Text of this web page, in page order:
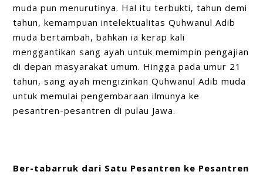
muda pun menurutinya. Hal itu terbukti, tahun demi
tahun, kemampuan intelektualitas Quhwanul Adib
muda bertambah, bahkan ia kerap kali
menggantikan sang ayah untuk memimpin pengajian
di depan masyarakat umum. Hingga pada umur 21
tahun, sang ayah mengizinkan Quhwanul Adib muda
untuk memulai pengembaraan ilmunya ke
pesantren-pesantren di pulau Jawa.
Ber-tabarruk dari Satu Pesantren ke Pesantren